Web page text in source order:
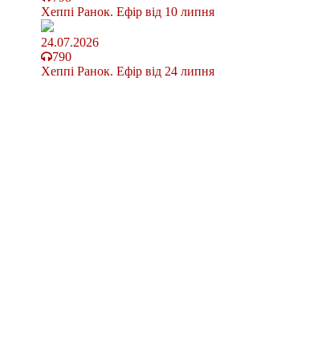
Хеппі Ранок. Ефір від 10 липня
24.07.2026
790
Хеппі Ранок. Ефір від 24 липня